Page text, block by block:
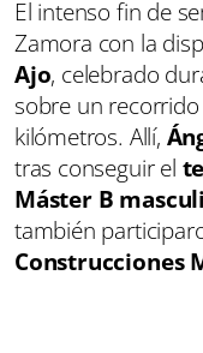
El intenso fin de
Zamora con la
Ajo, celebrado
sobre un
kilómetros. Allí,
tras conseguir el
Máster B
también
Construcciones